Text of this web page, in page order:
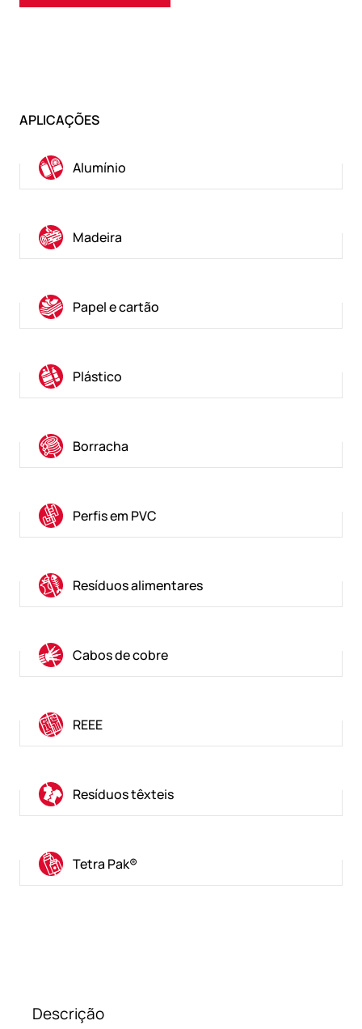
APLICAÇÕES
Alumínio
Madeira
Papel e cartão
Plástico
Borracha
Perfis em PVC
Resíduos alimentares
Cabos de cobre
REEE
Resíduos têxteis
Tetra Pak®
Descrição